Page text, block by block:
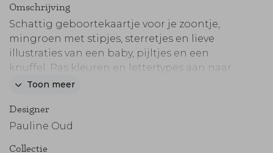
Omschrijving
Schattig geboortekaartje voor je zoontje,
mingroen met stipjes, sterretjes en lieve
illustraties van een baby, pijltjes en een
knuffel. Pas kleuren en lettertypes aan naar
wens en smaak.
Toon meer
Designer
Pauline Oud
Collectie